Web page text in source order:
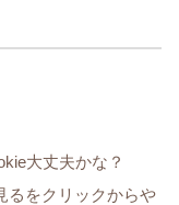
大丈夫かな？
るをクリックからや